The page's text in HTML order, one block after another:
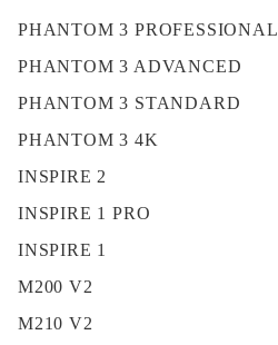
PHANTOM 3 PROFESSIONAL
PHANTOM 3 ADVANCED
PHANTOM 3 STANDARD
PHANTOM 3 4K
INSPIRE 2
INSPIRE 1 PRO
INSPIRE 1
M200 V2
M210 V2